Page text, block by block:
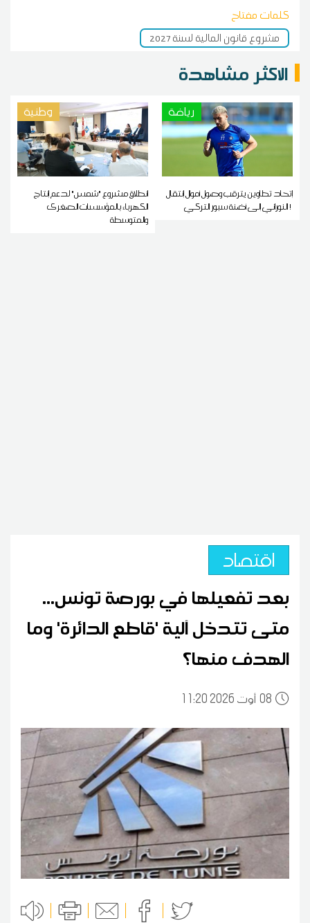
كلمات مفتاح
مشروع قانون المالية لسنة 2027
الاكثر مشاهدة
رياضة
إتحاد تطاوين يترقب وصول أموال إنتقال
النوراني إلى أضنة سبور التركي !
وطنية
انطلاق مشروع "شمس" لدعم إنتاج
الكهرباء بالمؤسسات الصغرى
والمتوسطة
اقتصاد
بعد تفعيلها في بورصة تونس...
متى تتدخل آلية 'قاطع الدائرة' وما
الهدف منها؟
0811:20 2026 أوت